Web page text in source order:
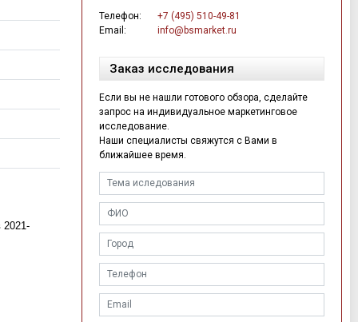
2021-
Телефон:
+7 (495) 510-49-81
Email:
info@bsmarket.ru
Заказ исследования
Если вы не нашли готового обзора, сделайте
запрос на индивидуальное маркетинговое
исследование.
Наши специалисты свяжутся с Вами в
ближайшее время.